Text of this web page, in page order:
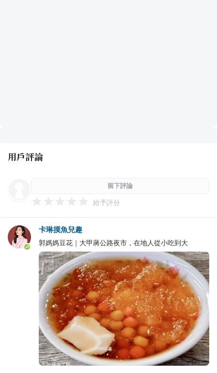
用戶評論
留下評論
給予評分
卡琳摸魚兒趣
郭媽媽豆花｜大甲蔣公路夜市，在地人從小吃到大